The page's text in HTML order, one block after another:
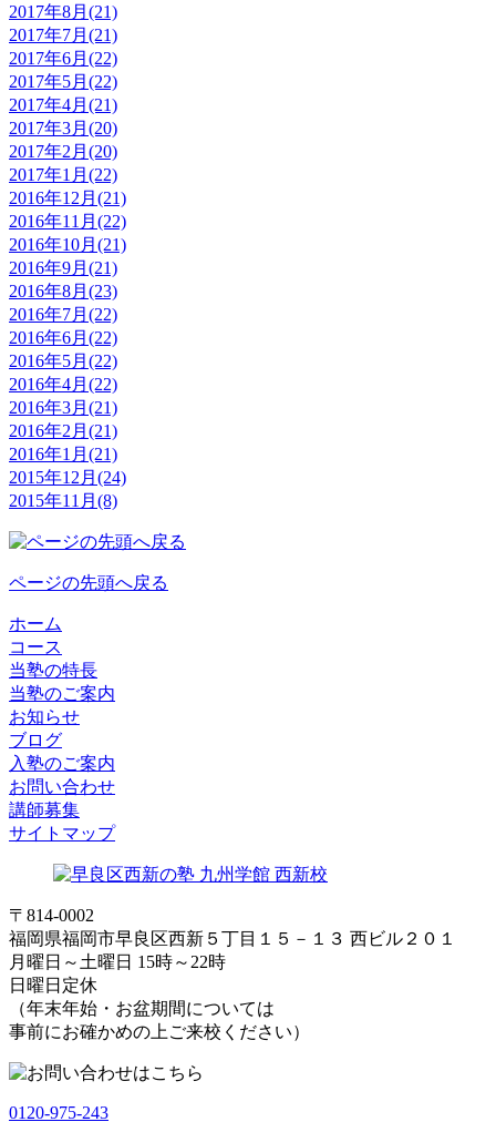
2017年8月(21)
2017年7月(21)
2017年6月(22)
2017年5月(22)
2017年4月(21)
2017年3月(20)
2017年2月(20)
2017年1月(22)
2016年12月(21)
2016年11月(22)
2016年10月(21)
2016年9月(21)
2016年8月(23)
2016年7月(22)
2016年6月(22)
2016年5月(22)
2016年4月(22)
2016年3月(21)
2016年2月(21)
2016年1月(21)
2015年12月(24)
2015年11月(8)
ページの先頭へ戻る
ホーム
コース
当塾の特長
当塾のご案内
お知らせ
ブログ
入塾のご案内
お問い合わせ
講師募集
サイトマップ
〒814-0002
福岡県福岡市早良区西新５丁目１５－１３ 西ビル２０１
月曜日～土曜日 15時～22時
日曜日定休
（年末年始・お盆期間については
事前にお確かめの上ご来校ください）
0120-975-243